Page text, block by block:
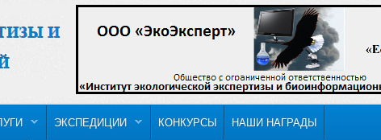
ЭКСПЕДИЦИИ КОНКУРСЫ НАШИ НАГРАДЫ